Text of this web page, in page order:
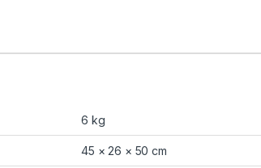
6 kg
45 × 26 × 50 cm